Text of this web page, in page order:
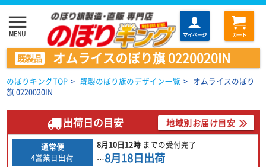
menu
MENU マイページ カート
既製品 オムライスのぼり旗 0220020IN
のぼりキングTOP > 既製のぼり旗のデザイン一覧 > オムライスのぼり
旗 0220020IN
出荷日の目安 地域別お届け目安
通常便
4営業日出荷
8月10日12時 までの受付完了
…8月18日出荷